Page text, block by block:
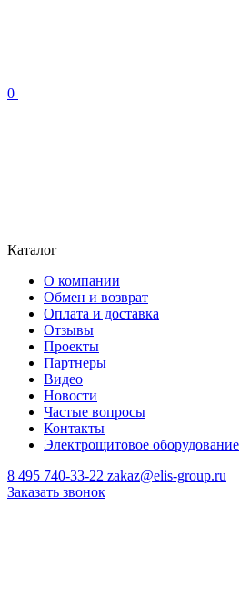
0
Каталог
О компании
Обмен и возврат
Оплата и доставка
Отзывы
Проекты
Партнеры
Видео
Новости
Частые вопросы
Контакты
Электрощитовое оборудование
8 495 740-33-22 zakaz@elis-group.ru
Заказать звонок